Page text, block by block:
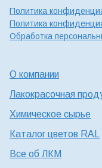
Политика
Политика
Обработка
О компании
Лакокрасочная
Химическое сырье
Каталог цветов RAL
Все об ЛКМ